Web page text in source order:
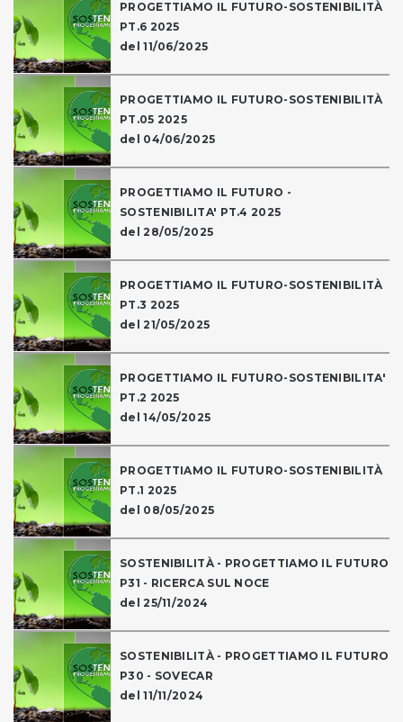
PROGETTIAMO IL FUTURO-SOSTENIBILITÀ
PT.6 2025
del 11/06/2025
PROGETTIAMO IL FUTURO-SOSTENIBILITÀ
PT.05 2025
del 04/06/2025
PROGETTIAMO IL FUTURO -
SOSTENIBILITA' PT.4 2025
del 28/05/2025
PROGETTIAMO IL FUTURO-SOSTENIBILITÀ
PT.3 2025
del 21/05/2025
PROGETTIAMO IL FUTURO-SOSTENIBILITA'
PT.2 2025
del 14/05/2025
PROGETTIAMO IL FUTURO-SOSTENIBILITÀ
PT.1 2025
del 08/05/2025
SOSTENIBILITÀ - PROGETTIAMO IL FUTURO
P31 - RICERCA SUL NOCE
del 25/11/2024
SOSTENIBILITÀ - PROGETTIAMO IL FUTURO
P30 - SOVECAR
del 11/11/2024